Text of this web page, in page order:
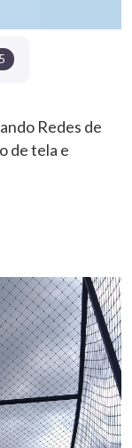
5
Redes de
de tela e